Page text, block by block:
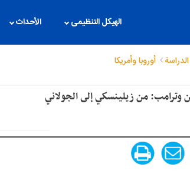
الهیکل التنظیمی الأحداث
أوروبا وأمریکا
وترامب: من زيلينسكي إلى الجولاني